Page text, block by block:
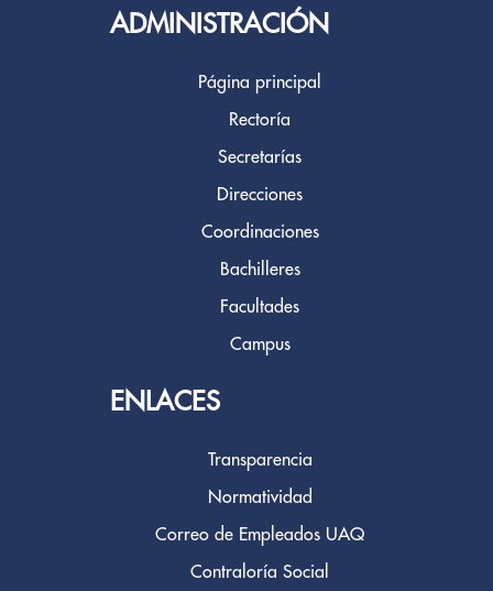
ADMINISTRACIÓN
Página principal
Rectoría
Secretarías
Direcciones
Coordinaciones
Bachilleres
Facultades
Campus
ENLACES
Transparencia
Normatividad
Correo de Empleados UAQ
Contraloría Social